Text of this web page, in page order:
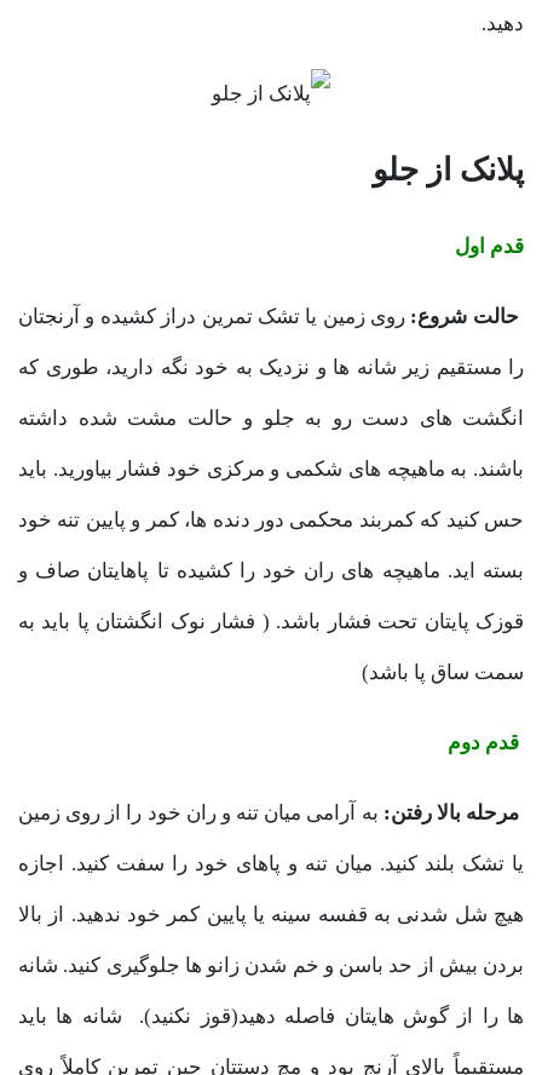
دهید.
پلانک از جلو
قدم اول
حالت شروع: روی زمین یا تشک تمرین دراز کشیده و آرنجتان
را مستقیم زیر شانه ها و نزدیک به خود نگه دارید، طوری که
انگشت های دست رو به جلو و حالت مشت شده داشته
باشند. به ماهیچه های شکمی و مرکزی خود فشار بیاورید. باید
حس کنید که کمربند محکمی دور دنده ها، کمر و پایین تنه خود
بسته اید. ماهیچه های ران خود را کشیده تا پاهایتان صاف و
قوزک پایتان تحت فشار باشد. ( فشار نوک انگشتان پا باید به
سمت ساق پا باشد)
قدم دوم
مرحله بالا رفتن: به آرامی میان تنه و ران خود را از روی زمین
یا تشک بلند کنید. میان تنه و پاهای خود را سفت کنید. اجازه
هیچ شل شدنی به قفسه سینه یا پایین کمر خود ندهید. از بالا
بردن بیش از حد باسن و خم شدن زانو ها جلوگیری کنید. شانه
ها را از گوش هایتان فاصله دهید(قوز نکنید). شانه ها باید
مستقیماً بالای آرنج بود و مچ دستتان حین تمرین کاملاً روی